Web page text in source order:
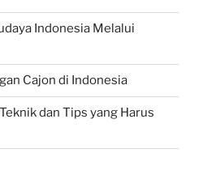
Indonesia Melalui
Cajon di Indonesia
dan Tips yang Harus